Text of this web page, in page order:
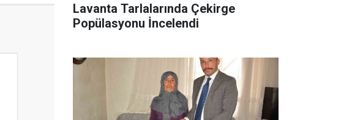
Lavanta Tarlalarında Çekirge
Popülasyonu İncelendi